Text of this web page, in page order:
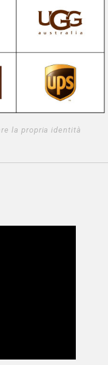
la propria identità